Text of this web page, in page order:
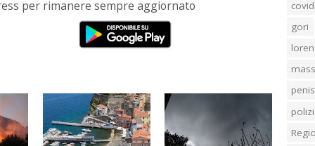
per rimanere sempre aggiornato
gori